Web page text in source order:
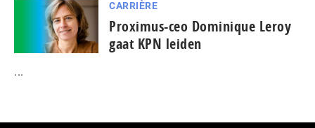
CARRIÈRE
Proximus-ceo Dominique Leroy
gaat KPN leiden
...